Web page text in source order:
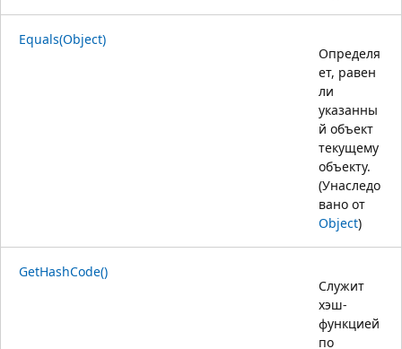
Equals(Object)
Определя
ет, равен
ли
указанны
й объект
текущему
объекту.
(Унаследо
вано от
Object)
GetHashCode()
Служит
хэш-
функцией
по